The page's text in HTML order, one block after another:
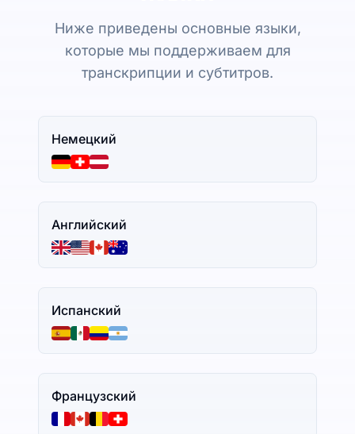
Ниже приведены основные языки,
которые мы поддерживаем для
транскрипции и субтитров.
Немецкий
Английский
Испанский
Французский